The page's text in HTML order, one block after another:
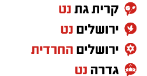
ביטון,
שהם כ-3.5 מיליון ש"ח
ב 2016 - מיכאל אוחנה
הנוער והמשיך להתפתח